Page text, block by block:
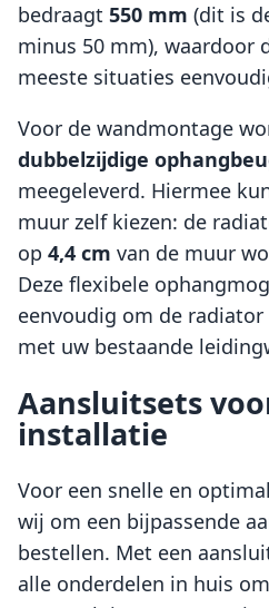
bedraagt 550 mm (dit is
minus 50 mm), waardoor
meeste situaties
Voor de wandmontage
dubbelzijdige
meegeleverd. Hiermee
muur zelf kiezen: de
op 4,4 cm van de muur
Deze flexibele
eenvoudig om de
met uw bestaande
Aansluitsets
installatie
Voor een snelle en
wij om een bijpassende
bestellen. Met een
alle onderdelen in huis